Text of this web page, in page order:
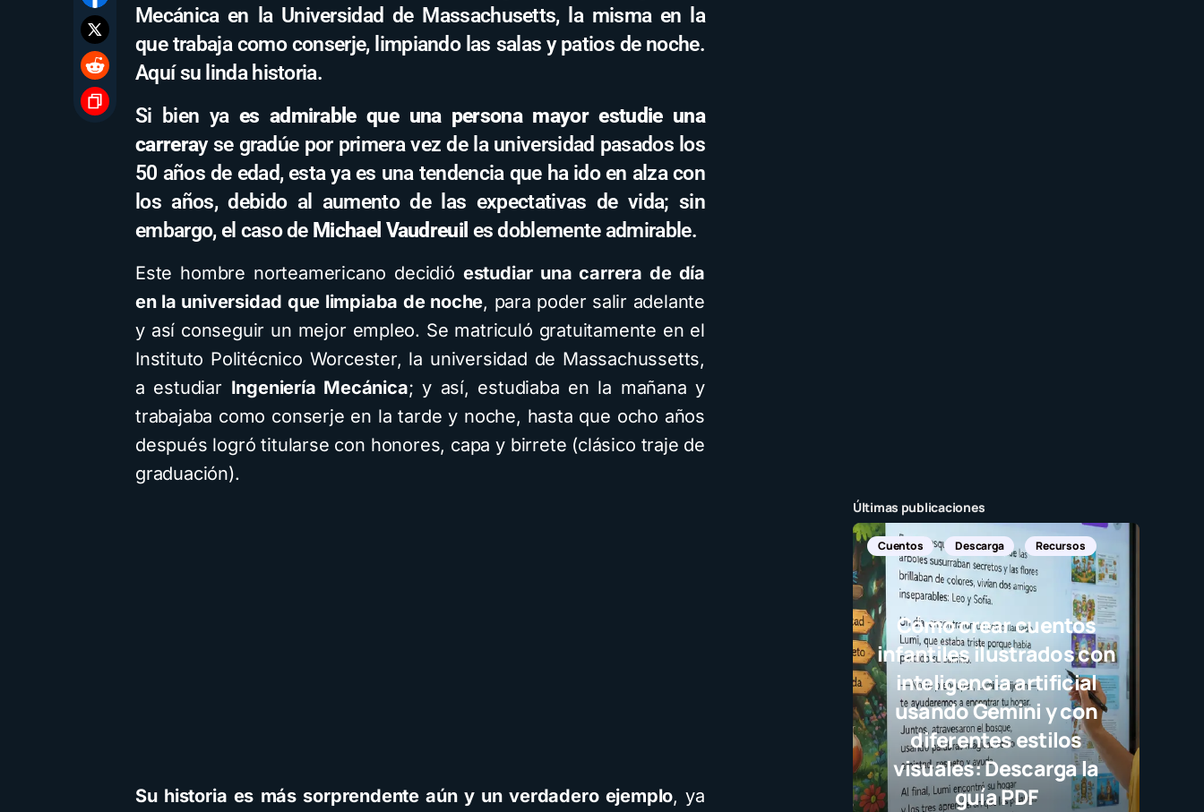
Mecánica en la Universidad de Massachusetts, la misma en la
que trabaja como conserje, limpiando las salas y patios de noche.
Aquí su linda historia.
Si bien ya es admirable que una persona mayor estudie una
carreray se gradúe por primera vez de la universidad pasados los
50 años de edad, esta ya es una tendencia que ha ido en alza con
los años, debido al aumento de las expectativas de vida; sin
embargo, el caso de Michael Vaudreuil es doblemente admirable.
Este hombre norteamericano decidió estudiar una carrera de día
en la universidad que limpiaba de noche, para poder salir adelante
y así conseguir un mejor empleo. Se matriculó gratuitamente en el
Instituto Politécnico Worcester, la universidad de Massachussetts,
a estudiar Ingeniería Mecánica; y así, estudiaba en la mañana y
trabajaba como conserje en la tarde y noche, hasta que ocho años
después logró titularse con honores, capa y birrete (clásico traje de
graduación).
Su historia es más sorprendente aún y un verdadero ejemplo, ya
Últimas publicaciones
Cuentos Descarga Recursos
Cómo crear cuentos
infantiles ilustrados con
inteligencia artificial
usando Gemini y con
diferentes estilos
visuales: Descarga la
guía PDF